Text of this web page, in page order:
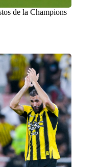
de la Champions